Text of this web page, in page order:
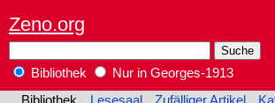
Zeno.org
Bibliothek
Nur in Georges-1913